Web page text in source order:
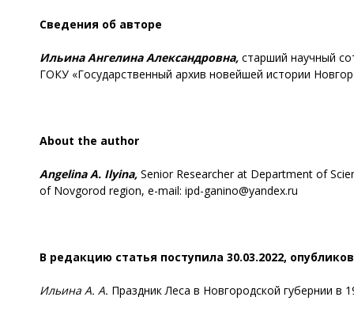
Сведения об авторе
Ильина Ангелина Александровна, старший научный
ГОКУ «Государственный архив новейшей истории
About the author
Angelina A. Ilyina, Senior Researcher at Department of
of Novgorod region, e-mail: ipd-ganino@yandex.ru
В редакцию статья поступила 30.03.2022,
Ильина А. А. Праздник Леса в Новгородской губернии в